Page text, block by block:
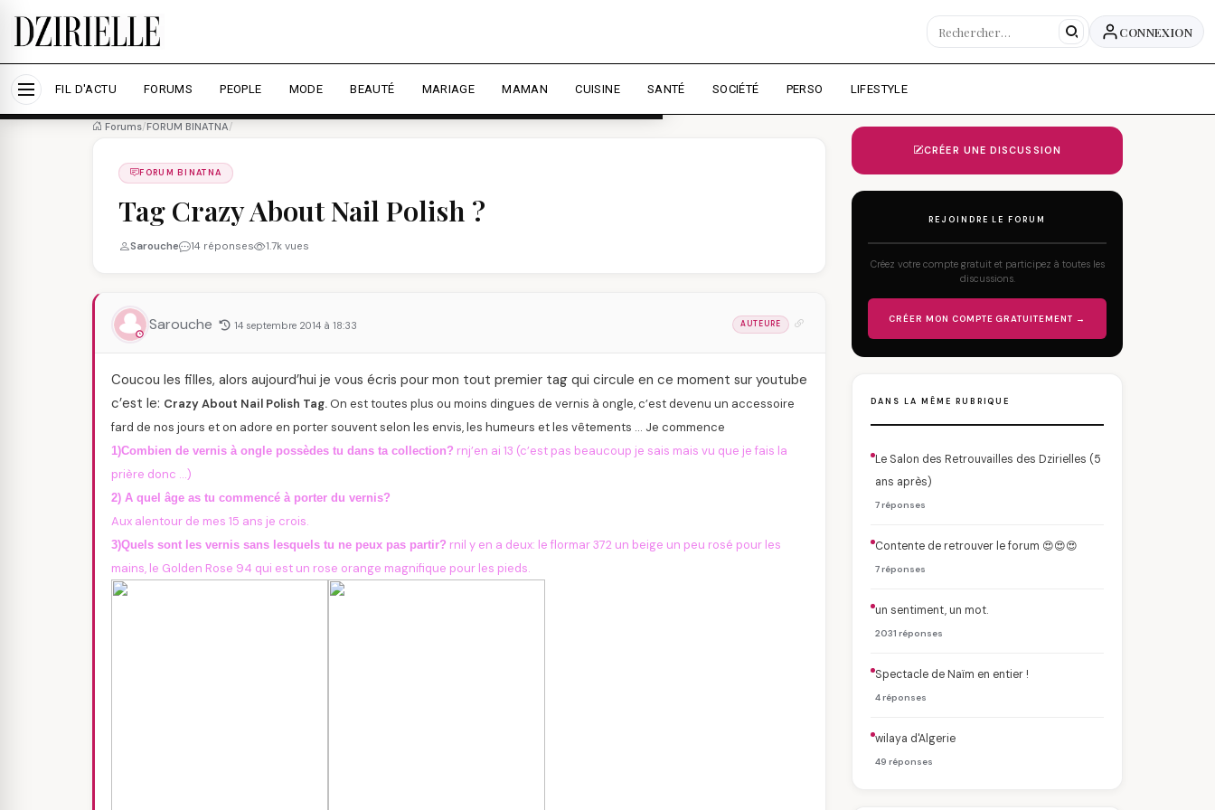
Nous utilisons des cookies pour améliorer votre expérience et mesurer l'audience.
Accepter tout Personnaliser
CONNEXION
FIL D'ACTU FORUMS PEOPLE MODE BEAUTÉ MARIAGE MAMAN CUISINE SANTÉ SOCIÉTÉ PERSO LIFESTYLE
Forums/FORUM BINATNA/
FORUM BINATNA
Tag Crazy About Nail Polish ?
Sarouche 14 réponses 1.7k vues
Sarouche 14 septembre 2014 à 18:33 AUTEURE
Coucou les filles, alors aujourd’hui je vous écris pour mon tout premier tag qui circule en ce moment sur youtube
c’est le: Crazy About Nail Polish Tag.On est toutes plus ou moins dingues de vernis à ongle, c’est devenu un accessoire
fard de nos jours et on adore en porter souvent selon les envis, les humeurs et les vêtements … Je commence
1)Combien de vernis à ongle possèdes tu dans ta collection? rnj’en ai 13 (c’est pas beaucoup je sais mais vu que je fais la
prière donc …)
2) A quel âge as tu commencé à porter du vernis?
Aux alentour de mes 15 ans je crois.
3)Quels sont les vernis sans lesquels tu ne peux pas partir? rnil y en a deux: le flormar 372 un beige un peu rosé pour les
mains, le Golden Rose 94 qui est un rose orange magnifique pour les pieds.
CRÉER UNE DISCUSSION
REJOINDRE LE FORUM
Créez votre compte gratuit et participez à toutes les
discussions.
CRÉER MON COMPTE GRATUITEMENT →
DANS LA MÊME RUBRIQUE
Le Salon des Retrouvailles des Dzirielles (5
ans après)
7 réponses
Contente de retrouver le forum 😍😍😍
7 réponses
un sentiment, un mot.
2031 réponses
Spectacle de Naïm en entier !
4 réponses
wilaya d'Algerie
49 réponses